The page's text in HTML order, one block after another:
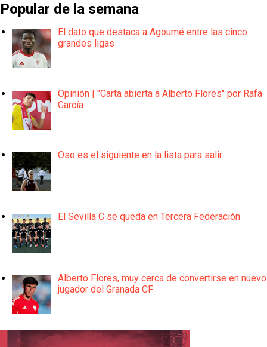
Popular de la semana
El dato que destaca a Agoumé entre las cinco
grandes ligas
Opinión | "Carta abierta a Alberto Flores" por Rafa
García
Oso es el siguiente en la lista para salir
El Sevilla C se queda en Tercera Federación
Alberto Flores, muy cerca de convertirse en nuevo
jugador del Granada CF